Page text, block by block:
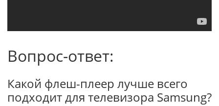
Вопрос-ответ:
Какой флеш-плеер лучше всего
подходит для телевизора Samsung?